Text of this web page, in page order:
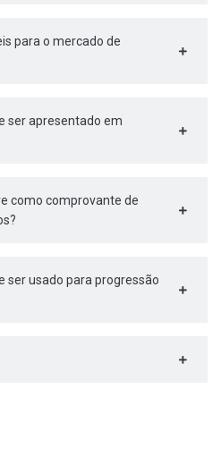
para o mercado de
ser apresentado em
como comprovante de
ser usado para progressão